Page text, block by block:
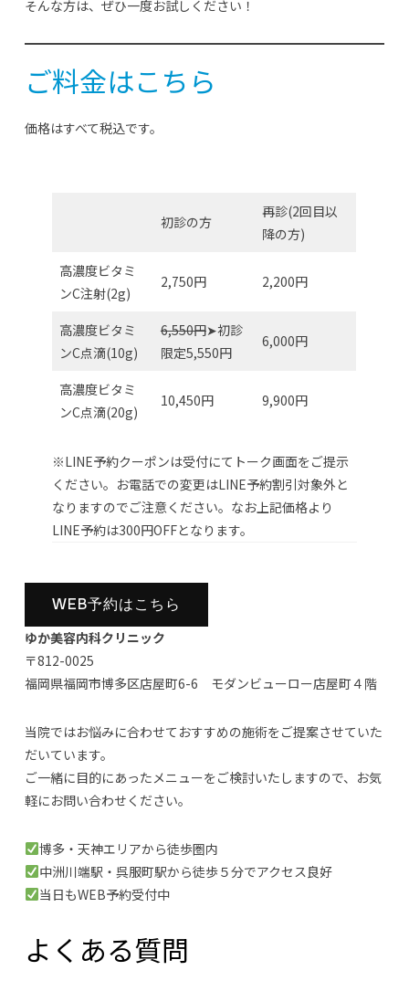
そんな方は、ぜひ一度お試しください！
ご料金はこちら
価格はすべて税込です。
初診の方
再診(2回目以
降の方)
高濃度ビタミ
ンC注射(2g)
2,750円 2,200円
高濃度ビタミ
ンC点滴(10g)
6,550円➤初診
限定5,550円
6,000円
高濃度ビタミ
ンC点滴(20g)
10,450円 9,900円
※LINE予約クーポンは受付にてトーク画面をご提示
ください。お電話での変更はLINE予約割引対象外と
なりますのでご注意ください。なお上記価格より
LINE予約は300円OFFとなります。
WEB予約はこちら
ゆか美容内科クリニック
〒812-0025
福岡県福岡市博多区店屋町6-6 モダンビューロー店屋町４階
当院ではお悩みに合わせておすすめの施術をご提案させていた
だいています。
ご一緒に目的にあったメニューをご検討いたしますので、お気
軽にお問い合わせください。
博多・天神エリアから徒歩圏内
中洲川端駅・呉服町駅から徒歩５分でアクセス良好
当日もWEB予約受付中
よくある質問